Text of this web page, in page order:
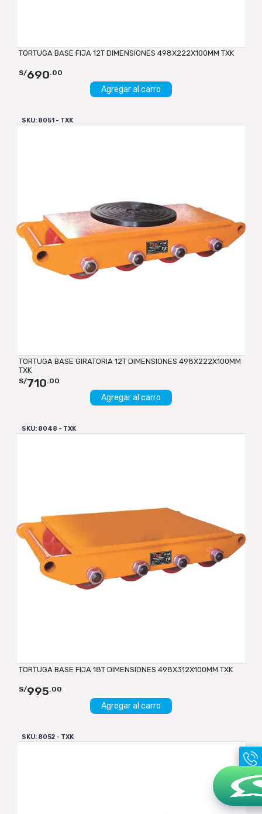
TORTUGA BASE FIJA 12T DIMENSIONES 498X222X100MM TXK
S/690.00
Agregar al carro
SKU: 8051 - TXK
TORTUGA BASE GIRATORIA 12T DIMENSIONES 498X222X100MM
TXK
S/710.00
Agregar al carro
SKU: 8048 - TXK
TORTUGA BASE FIJA 18T DIMENSIONES 498X312X100MM TXK
S/995.00
Agregar al carro
SKU: 8052 - TXK